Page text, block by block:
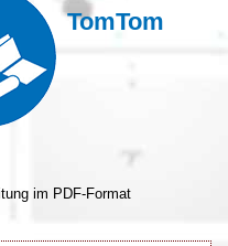
TomTom
im PDF-Format